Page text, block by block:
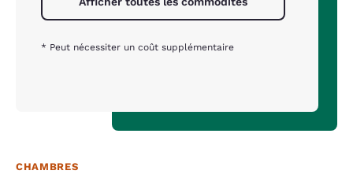
* Peut nécessiter un coût supplémentaire
CHAMBRES